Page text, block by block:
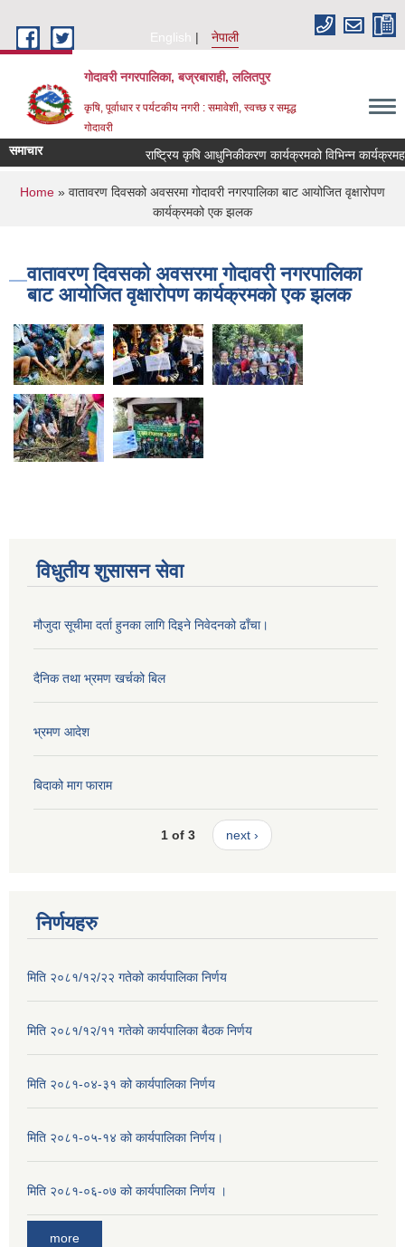
English
नेपाली
गोदावरी नगरपालिका, बज्रबाराही, ललितपुर
कृषि, पूर्वाधार र पर्यटकीय नगरी : समावेशी, स्वच्छ र समृद्ध
गोदावरी
समाचार
You are here
Home » वातावरण दिवसको अवसरमा गोदावरी नगरपालिका बाट आयोजित वृक्षारोपण
कार्यक्रमको एक झलक
वातावरण दिवसको अवसरमा गोदावरी नगरपालिका
बाट आयोजित वृक्षारोपण कार्यक्रमको एक झलक
विधुतीय शुसासन सेवा
मौजुदा सूचीमा दर्ता हुनका लागि दिइने निवेदनको ढाँचा।
दैनिक तथा भ्रमण खर्चको बिल
भ्रमण आदेश
बिदाको माग फाराम
1 of 3 next ›
निर्णयहरु
मिति २०८१/१२/२२ गतेको कार्यपालिका निर्णय
मिति २०८१/१२/११ गतेको कार्यपालिका बैठक निर्णय
मिति २०८१-०४-३१ को कार्यपालिका निर्णय
मिति २०८१-०५-१४ को कार्यपालिका निर्णय।
मिति २०८१-०६-०७ को कार्यपालिका निर्णय ।
more